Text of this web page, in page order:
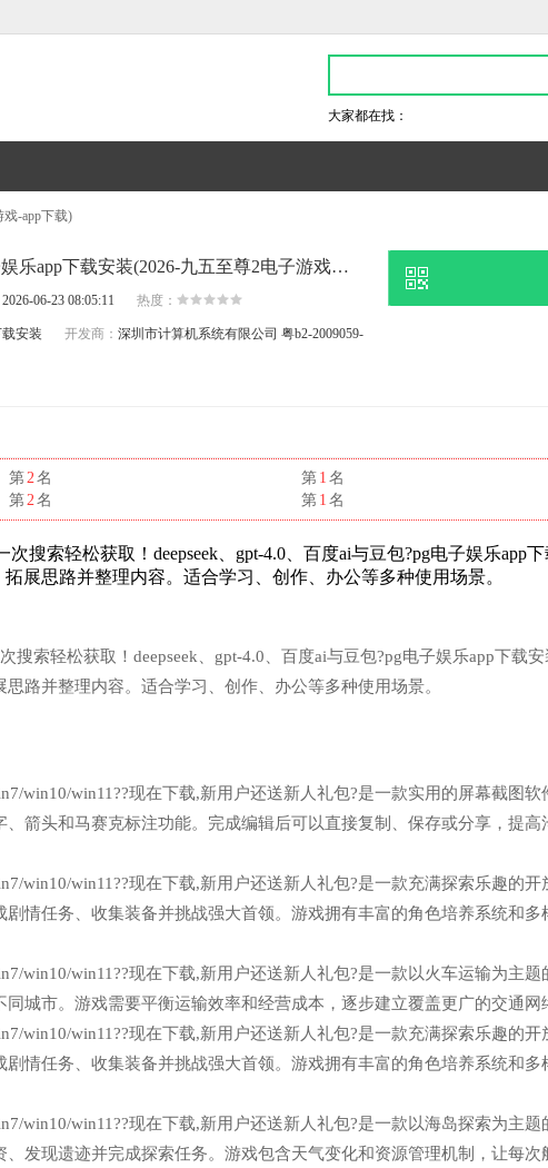
大家都在找：
戏-app下载)
最快5分钟,pg电子娱乐app下载安装(2026-九五至尊2电子游戏官网
2026-06-23 08:05:11 热度：
安装 开发商：深圳市计算机系统有限公司粤b2-2009059-
第2名 第 1 名
第2名 第 1 名
搜索轻松获取！deepseek、gpt-4.0、百度ai与豆包?pg电子娱乐app
展思路并整理内容。适合学习、创作、办公等多种使用场景。
搜索轻松获取！deepseek、gpt-4.0、百度ai与豆包?pg电子娱乐app下载安
路并整理内容。适合学习、创作、办公等多种使用场景。
win10/win11??现在下载,新用户还送新人礼包?是一款实用的屏幕截图软
箭头和马赛克标注功能。完成编辑后可以直接复制、保存或分享，提高
win10/win11??现在下载,新用户还送新人礼包?是一款充满探索乐趣的开
情任务、收集装备并挑战强大首领。游戏拥有丰富的角色培养系统和多
win10/win11??现在下载,新用户还送新人礼包?是一款以火车运输为主题
城市。游戏需要平衡运输效率和经营成本，逐步建立覆盖更广的交通网
win10/win11??现在下载,新用户还送新人礼包?是一款充满探索乐趣的开
情任务、收集装备并挑战强大首领。游戏拥有丰富的角色培养系统和多
win10/win11??现在下载,新用户还送新人礼包?是一款以海岛探索为主题
发现遗迹并完成探索任务。游戏包含天气变化和资源管理机制，让每次